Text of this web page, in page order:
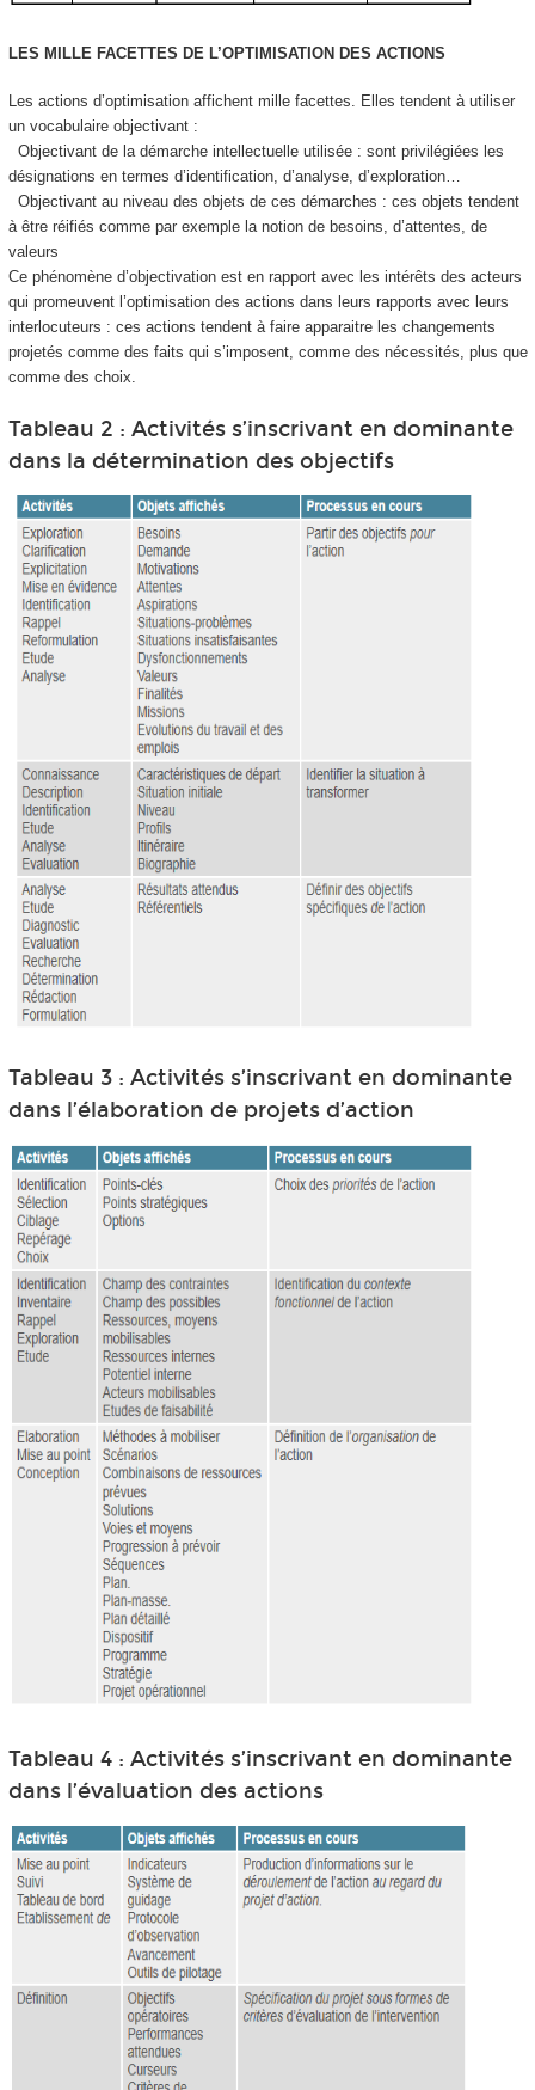
LES MILLE FACETTES DE L’OPTIMISATION DES ACTIONS
Les actions d’optimisation affichent mille facettes. Elles tendent à utiliser
un vocabulaire objectivant :
Objectivant de la démarche intellectuelle utilisée : sont privilégiées les
désignations en termes d’identification, d’analyse, d’exploration…
Objectivant au niveau des objets de ces démarches : ces objets tendent
à être réifiés comme par exemple la notion de besoins, d’attentes, de
valeurs
Ce phénomène d’objectivation est en rapport avec les intérêts des acteurs
qui promeuvent l’optimisation des actions dans leurs rapports avec leurs
interlocuteurs : ces actions tendent à faire apparaitre les changements
projetés comme des faits qui s’imposent, comme des nécessités, plus que
comme des choix.
Tableau 2 : Activités s’inscrivant en dominante
dans la détermination des objectifs
Tableau 3 : Activités s’inscrivant en dominante
dans l’élaboration de projets d’action
Tableau 4 : Activités s’inscrivant en dominante
dans l’évaluation des actions